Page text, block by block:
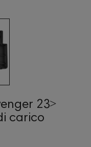
23˃
carico